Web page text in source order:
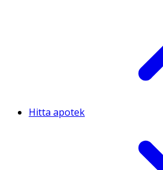
Hitta apotek